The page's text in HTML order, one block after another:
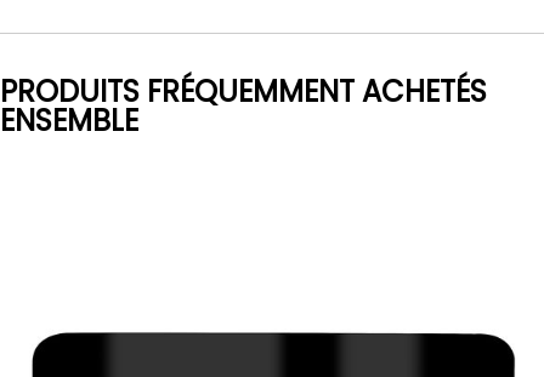
PRODUITS FRÉQUEMMENT ACHETÉS
ENSEMBLE